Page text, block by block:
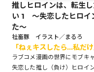
推しヒロインは、転生
い 1 ～失恋したヒロイ
た～
社畜豚 イラスト／まるろ
「ねぇキスしたら…私だ
ラブコメ漫画の世界にモブキ
失恋した推し（負け）ヒロイ